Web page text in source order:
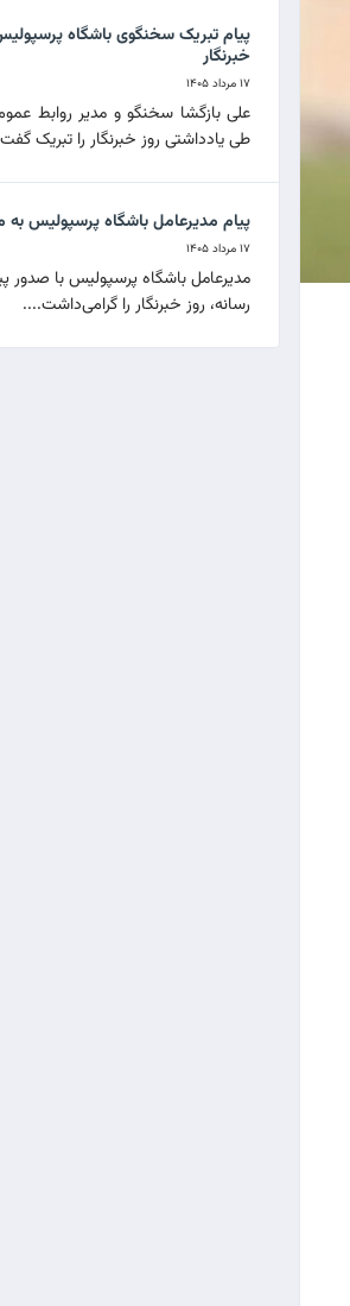
پیام تبریک سخنگوی باشگاه
خبرنگار
۱۷ مرداد ۱۴۰۵
علی بازگشا سخنگو و مدیر روابط
طی یادداشتی روز خبرنگار را تبریک
پیام مدیرعامل باشگاه پرسپولیس به
۱۷ مرداد ۱۴۰۵
مدیرعامل باشگاه پرسپولیس با صدور
رسانه، روز خبرنگار را گرامی‌داشت....